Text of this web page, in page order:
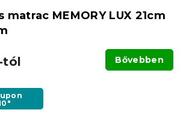
matrac MEMORY LUX 21cm
Bővebben